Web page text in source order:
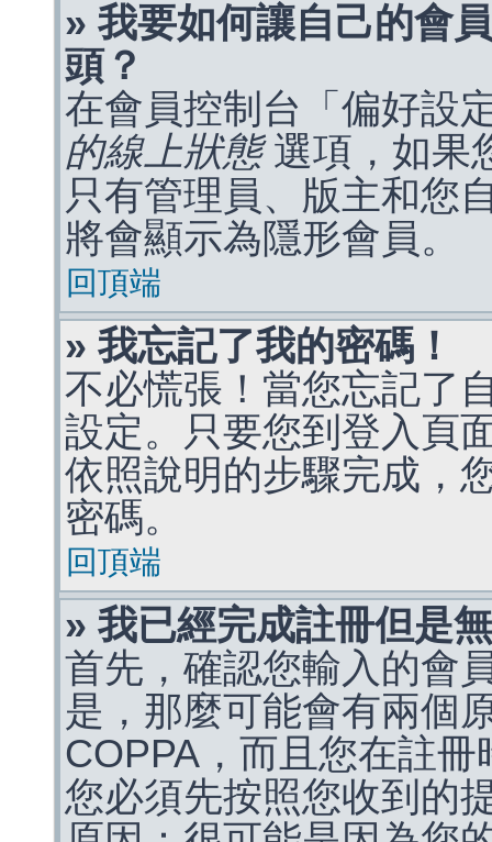
» 我要如何讓自己的會
頭？
在會員控制台「偏好設
的線上狀態選項，如果
只有管理員、版主和您
將會顯示為隱形會員。
回頂端
» 我忘記了我的密碼！
不必慌張！當您忘記了
設定。只要您到登入頁
依照說明的步驟完成，
密碼。
回頂端
» 我已經完成註冊但是
首先，確認您輸入的會
是，那麼可能會有兩個
COPPA，而且您在註
您必須先按照您收到的